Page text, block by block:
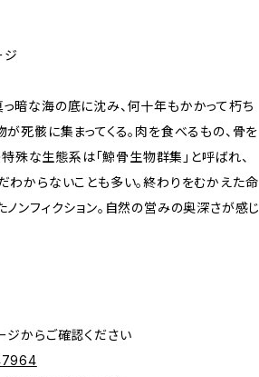
暗な海の底に沈み、何十年もかかって朽ち
死骸に集まってくる。肉を食べるもの、骨を
殊な生態系は「鯨骨生物群集」と呼ばれ、
わからないことも多い。終わりをむかえた命
ンフィクション。自然の営みの奥深さが感じ
ジからご確認ください